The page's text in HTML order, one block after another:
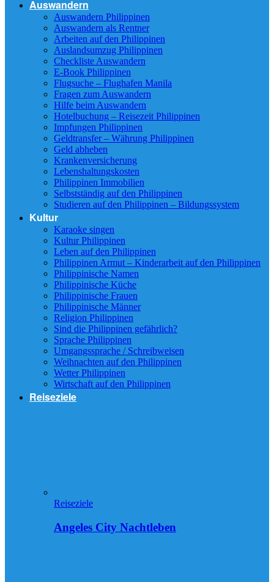
Auswandern
Auswandern Philippinen
Auswandern als Rentner
Arbeiten auf den Philippinen
Auslandsumzug Philippinen
Checkliste Auswandern
E-Book Philippinen
Flugsuche – Flughafen Manila
Fragen zum Auswandern
Hilfe beim Auswandern
Hotelbuchung – Reisezeit Philippinen
Impfungen Philippinen
Geldtransfer – Währung Philippinen
Geld abheben
Krankenversicherung
Lebenshaltungskosten
Philippinen Immobilien
Selbstständig auf den Philippinen
Studieren auf den Philippinen – Bildungssystem
Kultur
Karaoke singen
Kultur Philippinen
Leben auf den Philippinen
Philippinen Armut – Kinderarbeit auf den Philippinen
Philippinische Namen
Philippinische Küche
Philippinische Frauen
Philippinische Männer
Religion Philippinen
Sind die Philippinen gefährlich?
Sprache Philippinen
Umgangssprache / Schreibweisen
Weihnachten auf den Philippinen
Wetter Philippinen
Wirtschaft auf den Philippinen
Reiseziele
Reiseziele
Angeles City Nachtleben